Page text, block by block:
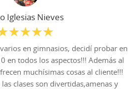
Iglesias Nieves
en gimnasios, decidí probar en
en todos los aspectos!!! Además al
muchísimas cosas al cliente!!!
clases son divertidas,amenas y